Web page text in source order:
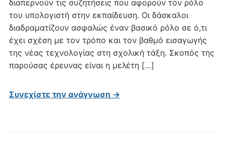
διαπερνούν τις συζητήσεις που αφορούν τον ρόλο
του υπολογιστή στην εκπαίδευση. Οι δάσκαλοι
διαδραματίζουν ασφαλώς έναν βασικό ρόλο σε ό,τι
έχει σχέση με τον τρόπο και τον βαθμό εισαγωγής
της νέας τεχνολογίας στη σχολική τάξη. Σκοπός της
παρούσας έρευνας είναι η μελέτη […]
Συνεχίστε την ανάγνωση →